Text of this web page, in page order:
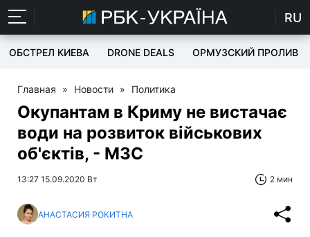
RU
ОБСТРЕЛ КИЕВА DRONE DEALS ОРМУЗСКИЙ ПРОЛИВ
Главная » Новости » Политика
Окупантам в Криму не вистачає
води на розвиток військових
об'єктів, - МЗС
13:27 15.09.2020 Вт 2 мин
АНАСТАСИЯ РОКИТНА